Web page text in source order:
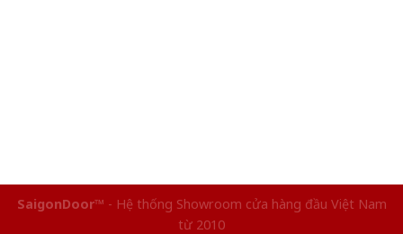
SaigonDoor™ - Hệ thống Showroom cửa hàng đầu Việt Nam
từ 2010